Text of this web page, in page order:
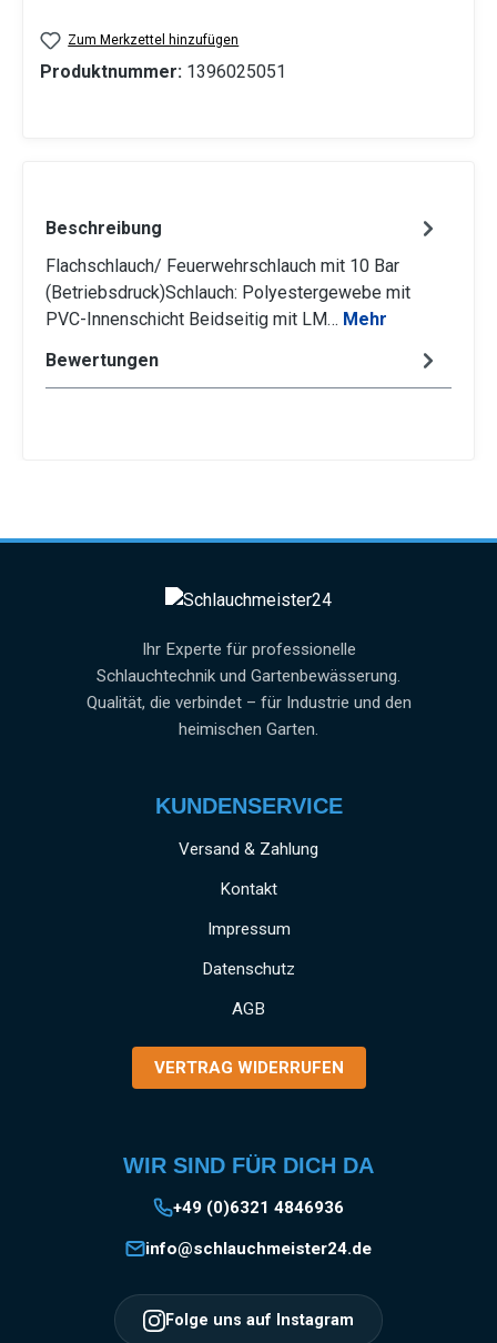
Zum Merkzettel hinzufügen
Produktnummer: 1396025051
Beschreibung
Flachschlauch/ Feuerwehrschlauch mit 10 Bar
(Betriebsdruck)Schlauch: Polyestergewebe mit
PVC-Innenschicht Beidseitig mit LM… Mehr
Bewertungen
Ihr Experte für professionelle
Schlauchtechnik und Gartenbewässerung.
Qualität, die verbindet – für Industrie und den
heimischen Garten.
KUNDENSERVICE
Versand & Zahlung
Kontakt
Impressum
Datenschutz
AGB
VERTRAG WIDERRUFEN
WIR SIND FÜR DICH DA
+49 (0)6321 4846936
info@schlauchmeister24.de
Folge uns auf Instagram